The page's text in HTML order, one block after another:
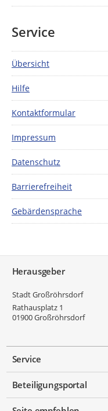
Service
Übersicht
Hilfe
Kontaktformular
Impressum
Datenschutz
Barrierefreiheit
Gebärdensprache
Herausgeber
Stadt Großröhrsdorf
Rathausplatz 1
01900Großröhrsdorf
Service
Beteiligungsportal